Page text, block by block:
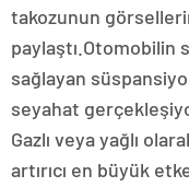
takozunun
paylaştı.Otomobilin
sağlayan
seyahat
Gazlı veya yağlı
artırıcı en büyük